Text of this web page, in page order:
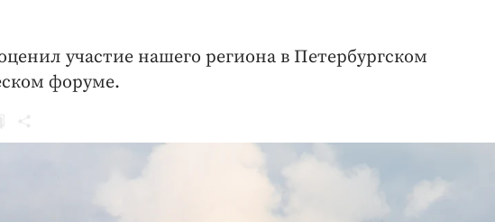
участие нашего региона в Петербургском
форуме.